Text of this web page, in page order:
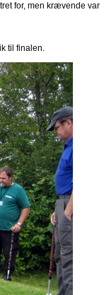
for, men krævende var
til finalen.